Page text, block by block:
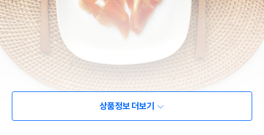
상품정보 더보기